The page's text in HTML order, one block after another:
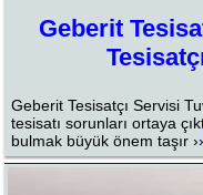
Geberit
Geberit Tesisatçı Servisi
tesisatı sorunları ortaya
bulmak büyük önem taşır